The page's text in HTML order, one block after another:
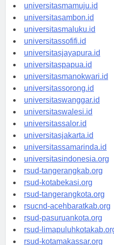
universitasgorontalo.id
universitasmamuju.id
universitasambon.id
universitasmaluku.id
universitassofifi.id
universitasjayapura.id
universitaspapua.id
universitasmanokwari.id
universitassorong.id
universitaswanggar.id
universitaswalesi.id
universitassalor.id
universitasjakarta.id
universitassamarinda.id
universitasindonesia.org
rsud-tangerangkab.org
rsud-kotabekasi.org
rsud-tangerangkota.org
rsucnd-acehbaratkab.org
rsud-pasuruankota.org
rsud-limapuluhkotakab.org